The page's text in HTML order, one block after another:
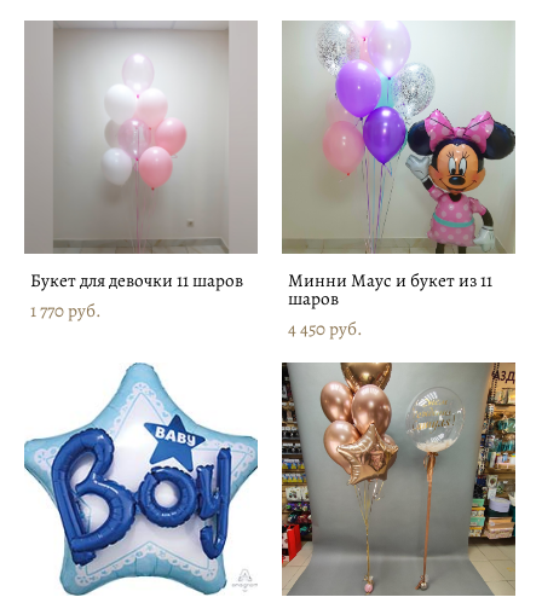
Букет для девочки 11 шаров
1 770 pуб.
Минни Маус и букет из 11
шаров
4 450 pуб.